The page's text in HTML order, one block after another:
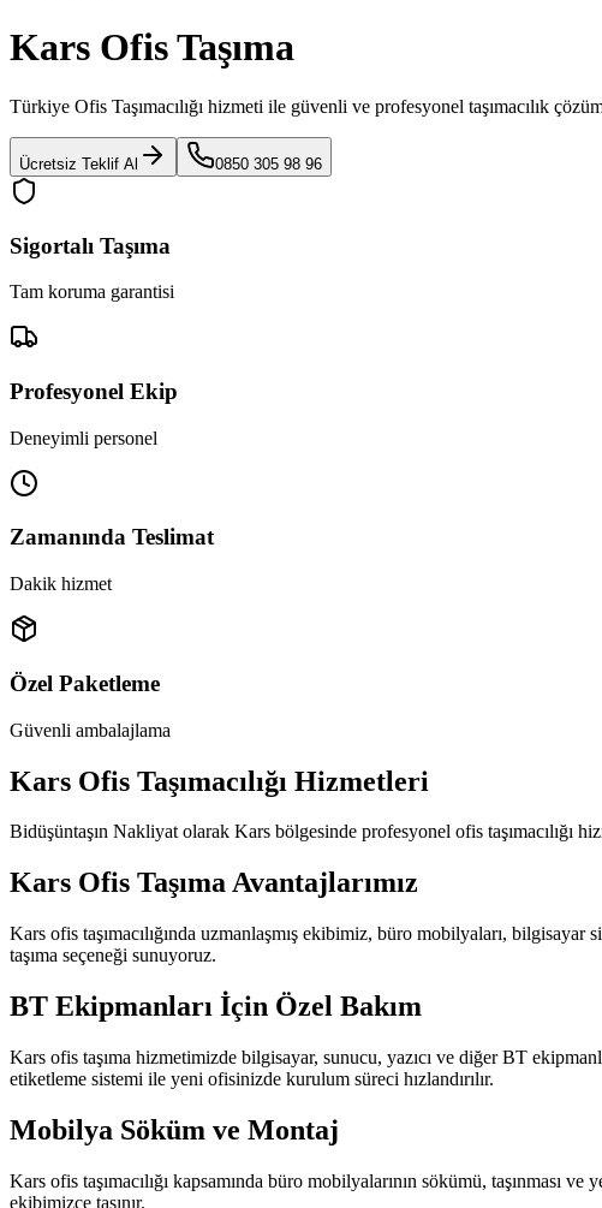
Kars Ofis Taşıma
Türkiye Ofis Taşımacılığı hizmeti ile güvenli ve profesyonel taşımacılık
Ücretsiz Teklif Al 0850 305 98 96
Sigortalı Taşıma
Tam koruma garantisi
Profesyonel Ekip
Deneyimli personel
Zamanında Teslimat
Dakik hizmet
Özel Paketleme
Güvenli ambalajlama
Kars Ofis Taşımacılığı Hizmetleri
Bidüşüntaşın Nakliyat olarak Kars bölgesinde profesyonel ofis taşımacılığı
Kars Ofis Taşıma Avantajlarımız
Kars ofis taşımacılığında uzmanlaşmış ekibimiz, büro mobilyaları,
taşıma seçeneği sunuyoruz.
BT Ekipmanları İçin Özel Bakım
Kars ofis taşıma hizmetimizde bilgisayar, sunucu, yazıcı ve diğer BT
etiketleme sistemi ile yeni ofisinizde kurulum süreci hızlandırılır.
Mobilya Söküm ve Montaj
Kars ofis taşımacılığı kapsamında büro mobilyalarının sökümü, taşınması
ekibimizce taşınır.